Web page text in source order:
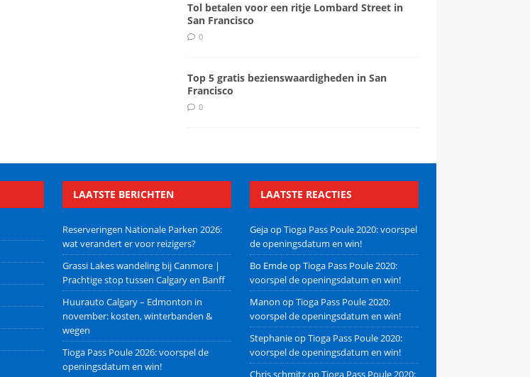
Tol betalen voor een ritje Lombard Street in
San Francisco
0
Top 5 gratis bezienswaardigheden in San
Francisco
0
LAATSTE BERICHTEN
Reserveringen Nationale Parken 2026:
wat verandert er voor reizigers?
Grassi Lakes wandeling bij Canmore |
Prachtige stop tussen Calgary en Banff
Huurauto Calgary – Edmonton in
november: kosten, winterbanden &
wegen
Tioga Pass Poule 2026: voorspel de
openingsdatum en win!
LAATSTE REACTIES
GejaopTioga Pass Poule 2020: voorspel
de openingsdatum en win!
Bo EmdeopTioga Pass Poule 2020:
voorspel de openingsdatum en win!
Manon opTioga Pass Poule 2020:
voorspel de openingsdatum en win!
StephanieopTioga Pass Poule 2020:
voorspel de openingsdatum en win!
Chris schmitzopTioga Pass Poule 2020: